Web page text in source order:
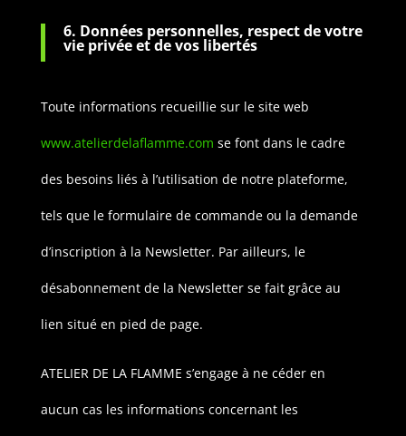
6. Données personnelles, respect de votre
vie privée et de vos libertés
Toute informations recueillie sur le site web
www.atelierdelaflamme.com se font dans le cadre
des besoins liés à l’utilisation de notre plateforme,
tels que le formulaire de commande ou la demande
d’inscription à la Newsletter. Par ailleurs, le
désabonnement de la Newsletter se fait grâce au
lien situé en pied de page.
ATELIER DE LA FLAMME s’engage à ne céder en
aucun cas les informations concernant les